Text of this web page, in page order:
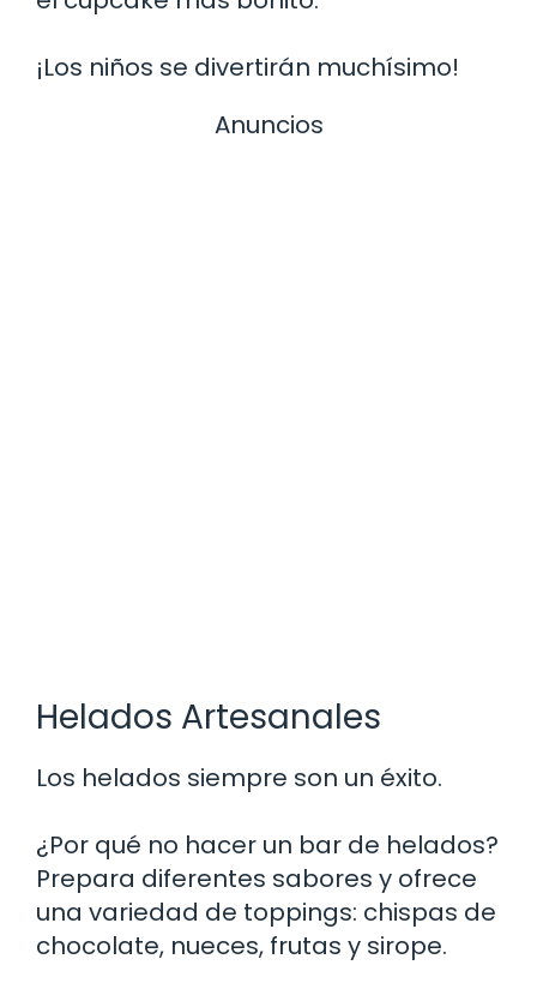
¡Los niños se divertirán muchísimo!
Anuncios
Helados Artesanales
Los helados siempre son un éxito.
¿Por qué no hacer un bar de helados?
Prepara diferentes sabores y ofrece
una variedad de toppings: chispas de
chocolate, nueces, frutas y sirope.